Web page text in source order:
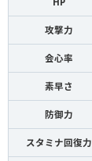
攻撃力
会心率
素早さ
防御力
スタミナ回復力